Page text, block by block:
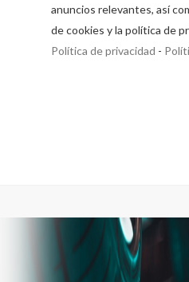
anuncios relevantes, así
de cookies y la política de
Política de privacidad -